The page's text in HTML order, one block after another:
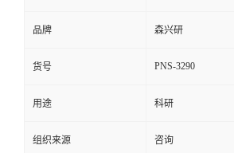
品牌 森兴研
货号 PNS-3290
用途 科研
组织来源 咨询